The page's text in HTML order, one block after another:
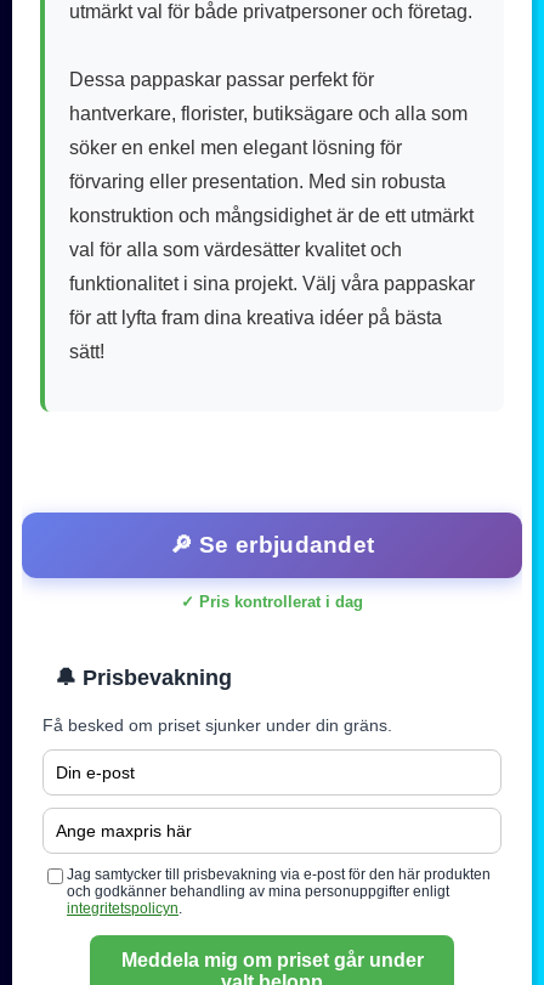
utmärkt val för både privatpersoner och företag.
Dessa pappaskar passar perfekt för
hantverkare, florister, butiksägare och alla som
söker en enkel men elegant lösning för
förvaring eller presentation. Med sin robusta
konstruktion och mångsidighet är de ett utmärkt
val för alla som värdesätter kvalitet och
funktionalitet i sina projekt. Välj våra pappaskar
för att lyfta fram dina kreativa idéer på bästa
sätt!
🔎 Se erbjudandet
✓ Pris kontrollerat i dag
🔔 Prisbevakning
Få besked om priset sjunker under din gräns.
Jag samtycker till prisbevakning via e-post för den här produkten
och godkänner behandling av mina personuppgifter enligt
integritetspolicyn.
Meddela mig om priset går under